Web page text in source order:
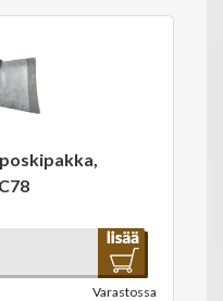
Varastossa